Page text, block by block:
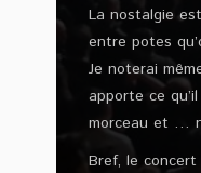
La nostalgie
entre potes
Je noterai
apporte ce
morceau et …
Bref, le